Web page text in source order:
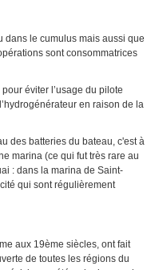
le cumulus mais aussi que
sont consommatrices
éviter l’usage du pilote
en raison de la
des batteries du bateau, c'est à
marina (ce qui fut très rare au
: dans la marina de Saint-
qui sont régulièrement
aux 19ème siècles, ont fait
de toutes les régions du